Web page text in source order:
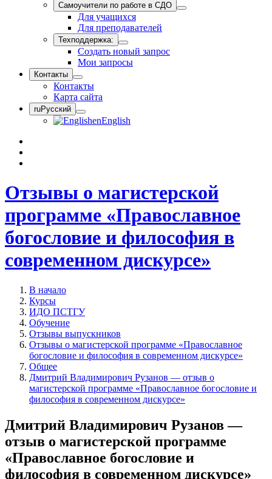
Самоучители по работе в СДО
Для учащихся
Для преподавателей
Техподдержка:
Создать новый запрос
Мои запросы
Контакты
Контакты
Карта сайта
ruРусский
enEnglish
Отзывы о магистерской
программе «Православное
богословие и философия в
современном дискурсе»
В начало
Курсы
ИДО ПСТГУ
Обучение
Отзывы выпускников
Отзывы о магистерской программе «Православное
богословие и философия в современном дискурсе»
Общее
Дмитрий Владимирович Рузанов — отзыв о
магистерской программе «Православное богословие и
философия в современном дискурсе»
Дмитрий Владимирович Рузанов —
отзыв о магистерской программе
«Православное богословие и
философия в современном дискурсе»